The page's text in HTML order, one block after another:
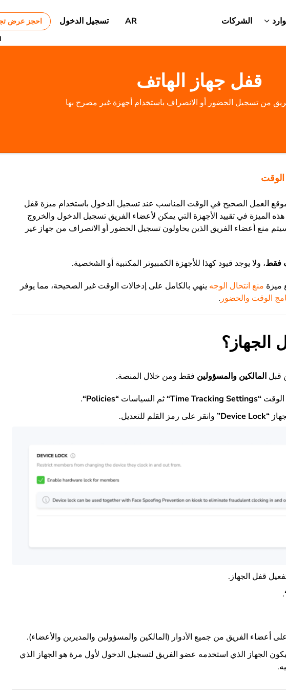
الشركات AR تسجيل الدخول احجز عرض
قفل جهاز الهاتف
من تسجيل الحضور أو الانصراف باستخدام أجهزة غير مصرح بها
الوقت
العمل الصحيح في الوقت المناسب عند تسجيل الدخول باستخدام ميزة قفل
الميزة في تقييد الأجهزة التي يمكن لأعضاء الفريق تسجيل الدخول والخروج
سيتم منع أعضاء الفريق الذين يحاولون تسجيل الحضور أو الانصراف من جهاز غير
فقط، ولا يوجد قيود كهذا للأجهزة الكمبيوتر المكتبية أو الشخصية.
ميزة منع انتحال الوجه ينهي بالكامل على إدخالات الوقت غير الصحيحة، مما يوفر
الوقت والحضور .
الجهاز؟
قبل المالكين والمسؤولين فقط ومن خلال المنصة.
الوقت “
Time Tracking Settings
“ثم السياسات “
Policies
“
.
“
Device Lock
” وانقر على رمز القلم للتعديل.
قفل الجهاز.
.
أعضاء الفريق من جميع الأدوار (المالكين والمسؤولين والمديرين والأعضاء).
الجهاز الذي استخدمه عضو الفريق لتسجيل الدخول لأول مرة هو الجهاز الذي